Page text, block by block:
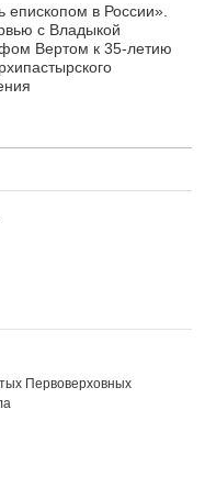
епископом в России».
с Владыкой
Вертом к 35-летию
Первоверховных